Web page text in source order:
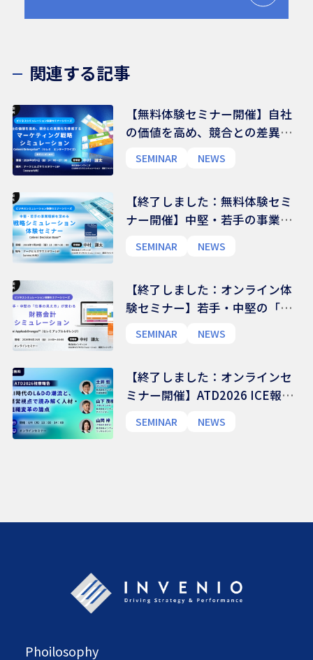
関連する記事
【無料体験セミナー開催】自社
の価値を高め、競合との差異化
SEMINAR NEWS
【終了しました：無料体験セミ
ナー開催】中堅・若手の事業理
ョン体験セミナー｜Celemi
SEMINAR NEWS
【終了しました：オンライン体
験セミナー】若手・中堅の「仕
SEMINAR NEWS
【終了しました：オンラインセ
ミナー開催】ATD2026 ICE報告
営視点で読み解く人材・組織変
SEMINAR NEWS
Phoilosophy